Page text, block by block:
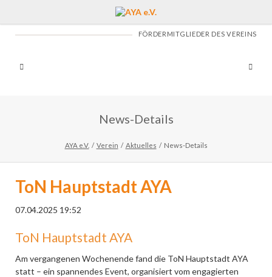
FÖRDERMITGLIEDER DES VEREINS
News-Details
AYA e.V. Verein Aktuelles News-Details
ToN Hauptstadt AYA
07.04.2025 19:52
ToN Hauptstadt AYA
Am vergangenen Wochenende fand die ToN Hauptstadt AYA
statt – ein spannendes Event, organisiert vom engagierten